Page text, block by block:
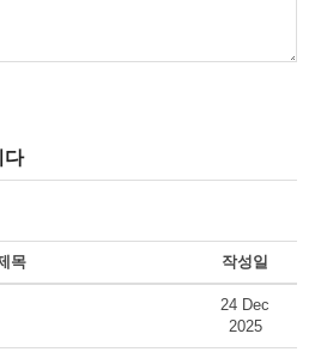
다
목 작성일
24 Dec
2025